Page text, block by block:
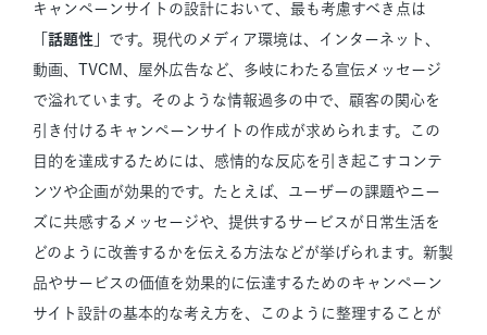
キャンペーンサイトの設計において、最も考慮すべき点は
「話題性」 です。現代のメディア環境は、インターネット、
動画、TVCM、屋外広告など、多岐にわたる宣伝メッセージ
で溢れています。そのような情報過多の中で、顧客の関心を
引き付けるキャンペーンサイトの作成が求められます。この
目的を達成するためには、感情的な反応を引き起こすコンテ
ンツや企画が効果的です。たとえば、ユーザーの課題やニー
ズに共感するメッセージや、提供するサービスが日常生活を
どのように改善するかを伝える方法などが挙げられます。新製
品やサービスの価値を効果的に伝達するためのキャンペーン
サイト設計の基本的な考え方を、このように整理することが